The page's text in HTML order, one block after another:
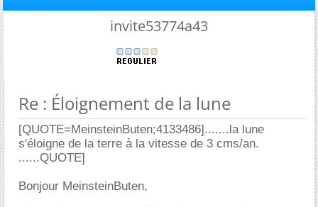
invite53774a43
Re : Éloignement de la lune
[QUOTE=MeinsteinButen;4133486].......la lune
s'éloigne de la terre à la vitesse de 3 cms/an.
......QUOTE]
Bonjour MeinsteinButen,